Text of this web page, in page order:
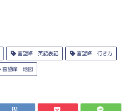
喜望峰 英語表記 喜望峰 行き方
喜望峰 地図